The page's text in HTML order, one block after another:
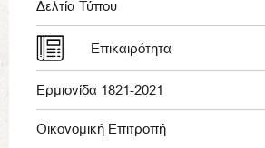
Δελτία Τύπου
Επικαιρότητα
Ερμιονίδα 1821-2021
Οικονομική Επιτροπή